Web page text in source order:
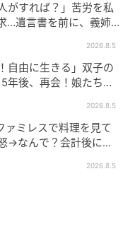
がすれば？」苦労を私
…遺言書を前に、義姉
2026.8.5
自由に生きる」双子の
年後、再会！娘たち
2026.8.5
ミレスで料理を見て
→なんで？会計後に知
2026.8.5